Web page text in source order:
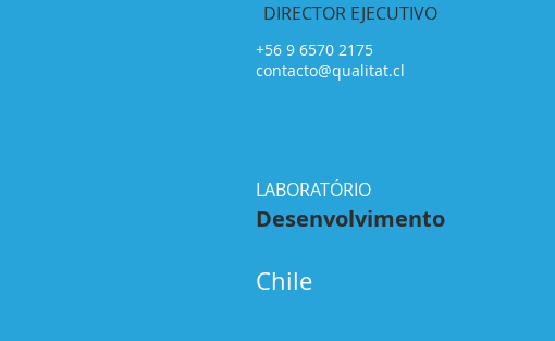
DIRECTOR EJECUTIVO
+56 9 6570 2175
contacto@qualitat.cl
LABORATÓRIO
Desenvolvimento
Chile